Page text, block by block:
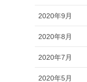
2020年9月
2020年8月
2020年7月
2020年5月